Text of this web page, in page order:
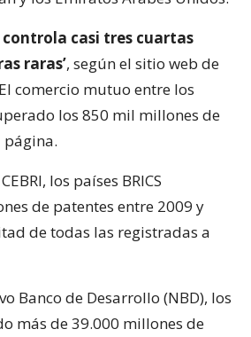
controla casi tres cuartas
raras’, según el sitio web de
comercio mutuo entre los
los 850 mil millones de
página.
los países BRICS
de patentes entre 2009 y
de todas las registradas a
Banco de Desarrollo (NBD), los
más de 39.000 millones de